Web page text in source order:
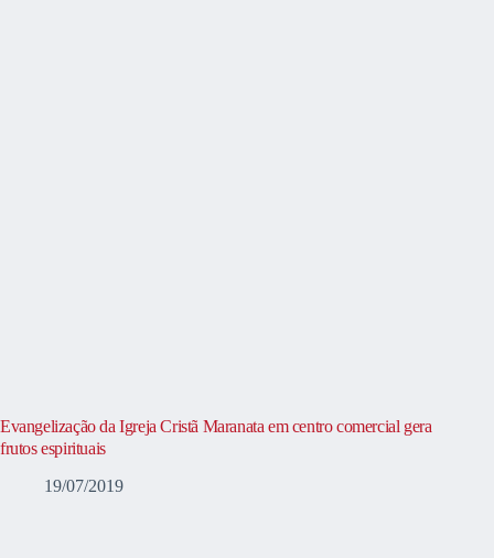
Evangelização da Igreja Cristã Maranata em centro comercial gera
frutos espirituais
19/07/2019